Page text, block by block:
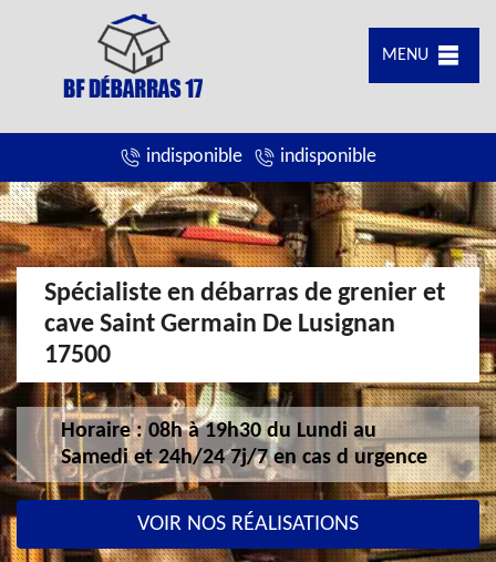
MENU
indisponible indisponible
Spécialiste en débarras de grenier et
cave Saint Germain De Lusignan
17500
Horaire : 08h à 19h30 du Lundi au
Samedi et 24h/24 7j/7 en cas d urgence
VOIR NOS RÉALISATIONS